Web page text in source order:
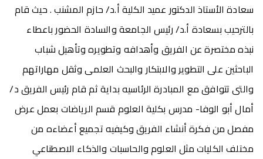
سعادة الأستاذ الدكتور عميد الكلية أ.د/ حازم المشنب . حيث قام
بالترحيب بسعادة أ.د/ رئيس الجامعة والسادة الحضور باعطاء
نبذه مختصرة عن الفريق وأهدافه وتطويره وتأهيل شباب
الباحثين على التطوير والابتكار والبحث العلمى وثقل مهاراتهم
والتى تتوافق مع المبادرة الرئاسيه بداية ثم قام رئيس الفريق د/
أمال أبو الوفا- مدرس بكلية العلوم قسم الرياضات بعمل عرض
مفصل من فكرة أنشاء الفريق وكيفيه تجميع أعضاءه من
مختلف الكليات مثل العلوم والحاسبات والذكاء الاصطناعي